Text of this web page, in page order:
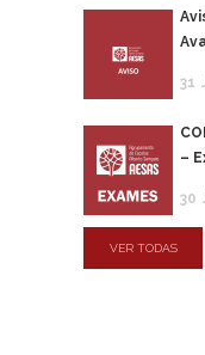
31
–
30
VER TODAS